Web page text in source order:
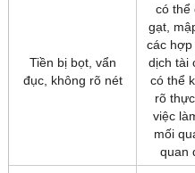
Tiền bị bọt, vẩn
đục, không rõ nét
có thể
gạt,
các hợp
dịch tài
có thể
rõ
việc
mối
quan